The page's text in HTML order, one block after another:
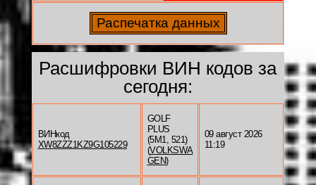
Расшифровки ВИН кодов за
сегодня:
ВИНкод
XW8ZZZ1KZ9G105229
GOLF
PLUS
(5M1, 521)
(VOLKSWA
GEN)
09 август 2026
11:19